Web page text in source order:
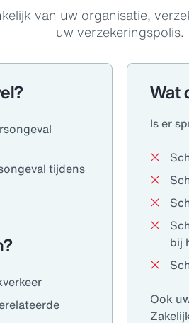
van uw organisatie,
uw verzekeringspolis.
tijdens
Wat
Is er
bij
Ook